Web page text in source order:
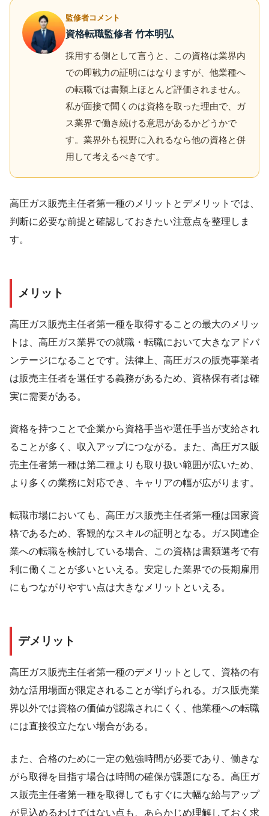
監修者コメント
資格転職監修者 竹本明弘
採用する側として言うと、この資格は業界内
での即戦力の証明にはなりますが、他業種へ
の転職では書類上ほとんど評価されません。
私が面接で聞くのは資格を取った理由で、ガ
ス業界で働き続ける意思があるかどうかで
す。業界外も視野に入れるなら他の資格と併
用して考えるべきです。
高圧ガス販売主任者第一種のメリットとデメリットでは、
判断に必要な前提と確認しておきたい注意点を整理しま
す。
メリット
高圧ガス販売主任者第一種を取得することの最大のメリッ
トは、高圧ガス業界での就職・転職において大きなアドバ
ンテージになることです。法律上、高圧ガスの販売事業者
は販売主任者を選任する義務があるため、資格保有者は確
実に需要がある。
資格を持つことで企業から資格手当や選任手当が支給され
ることが多く、収入アップにつながる。また、高圧ガス販
売主任者第一種は第二種よりも取り扱い範囲が広いため、
より多くの業務に対応でき、キャリアの幅が広がります。
転職市場においても、高圧ガス販売主任者第一種は国家資
格であるため、客観的なスキルの証明となる。ガス関連企
業への転職を検討している場合、この資格は書類選考で有
利に働くことが多いといえる。安定した業界での長期雇用
にもつながりやすい点は大きなメリットといえる。
デメリット
高圧ガス販売主任者第一種のデメリットとして、資格の有
効な活用場面が限定されることが挙げられる。ガス販売業
界以外では資格の価値が認識されにくく、他業種への転職
には直接役立たない場合がある。
また、合格のために一定の勉強時間が必要であり、働きな
がら取得を目指す場合は時間の確保が課題になる。高圧ガ
ス販売主任者第一種を取得してもすぐに大幅な給与アップ
が見込めるわけではない点も、あらかじめ理解しておく求